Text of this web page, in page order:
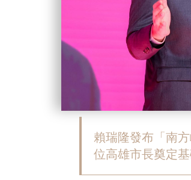
賴瑞隆發布「南
位高雄市長奠定